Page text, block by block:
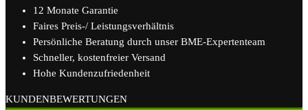
12 Monate Garantie
Faires Preis-/ Leistungsverhältnis
Persönliche Beratung durch unser BME-Expertenteam
Schneller, kostenfreier Versand
Hohe Kundenzufriedenheit
KUNDENBEWERTUNGEN